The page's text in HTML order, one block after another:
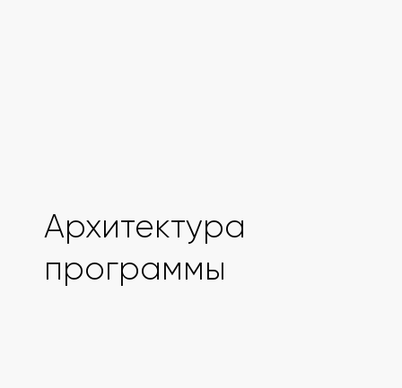
Архитектура
программы